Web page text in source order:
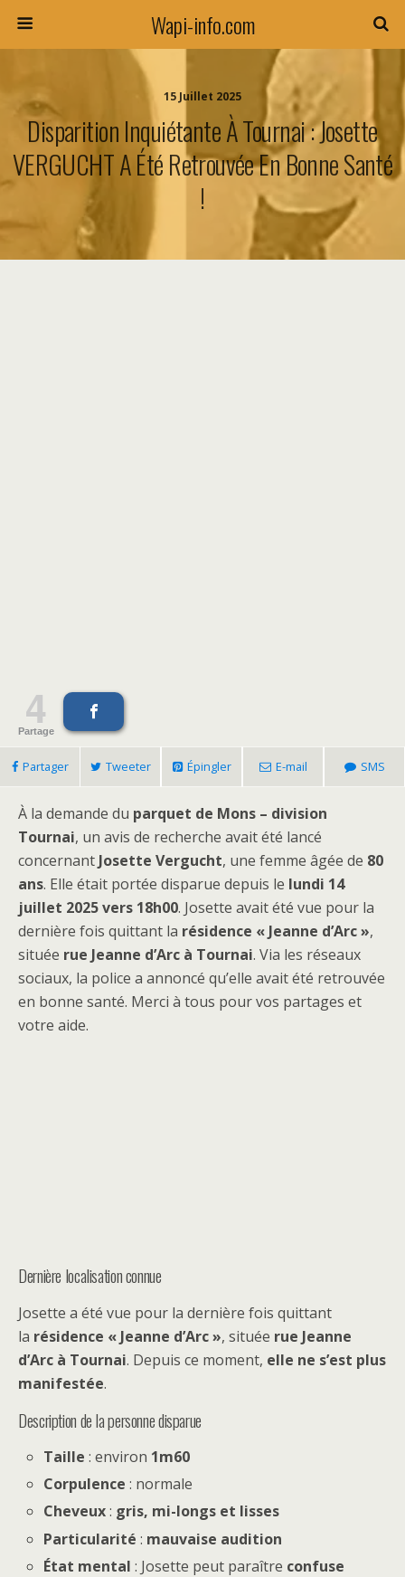
Wapi-info.com
15 Juillet 2025
Disparition Inquiétante À Tournai : Josette
VERGUCHT A Été Retrouvée En Bonne Santé
!
4
Partage
Partager Tweeter Épingler E-mail SMS
À la demande du parquet de Mons – division
Tournai, un avis de recherche avait été lancé
concernant Josette Vergucht, une femme âgée de 80
ans. Elle était portée disparue depuis le lundi 14
juillet 2025 vers 18h00. Josette avait été vue pour la
dernière fois quittant la résidence « Jeanne d’Arc »,
située rue Jeanne d’Arc à Tournai. Via les réseaux
sociaux, la police a annoncé qu’elle avait été retrouvée
en bonne santé. Merci à tous pour vos partages et
votre aide.
Dernière localisation connue
Josette a été vue pour la dernière fois quittant
la résidence « Jeanne d’Arc », située rue Jeanne
d’Arc à Tournai. Depuis ce moment, elle ne s’est plus
manifestée.
Description de la personne disparue
Taille : environ 1m60
Corpulence : normale
Cheveux: gris, mi-longs et lisses
Particularité : mauvaise audition
État mental : Josette peut paraître confuse